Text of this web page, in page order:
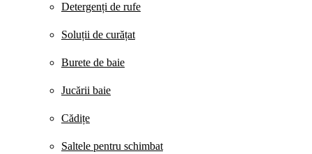
Detergenți de rufe
Soluții de curățat
Burete de baie
Jucării baie
Cădițe
Saltele pentru schimbat